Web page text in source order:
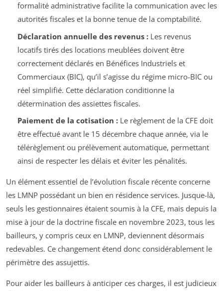
formalité administrative facilite la communication avec les
autorités fiscales et la bonne tenue de la comptabilité.
Déclaration annuelle des revenus :Les revenus
locatifs tirés des locations meublées doivent être
correctement déclarés en Bénéfices Industriels et
Commerciaux (BIC), qu’il s’agisse du régime micro-BIC ou
réel simplifié. Cette déclaration conditionne la
détermination des assiettes fiscales.
Paiement de la cotisation :Le règlement de la CFE doit
être effectué avant le 15 décembre chaque année, via le
télérèglement ou prélèvement automatique, permettant
ainsi de respecter les délais et éviter les pénalités.
Un élément essentiel de l’évolution fiscale récente concerne
les LMNP possédant un bien en résidence services. Jusque-là,
seuls les gestionnaires étaient soumis à la CFE, mais depuis la
mise à jour de la doctrine fiscale en novembre 2023, tous les
bailleurs, y compris ceux en LMNP, deviennent désormais
redevables. Ce changement étend donc considérablement le
périmètre des assujettis.
Pour aider les bailleurs à anticiper ces charges, il est judicieux